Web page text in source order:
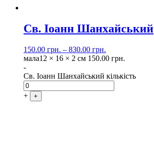
Св. Іоанн Шанхайський
150.00 грн. – 830.00 грн.
мала12 × 16 × 2 см 150.00 грн.
-
Св. Іоанн Шанхайський кількість
+ +